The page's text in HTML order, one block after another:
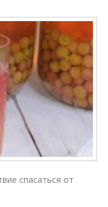
спасаться от